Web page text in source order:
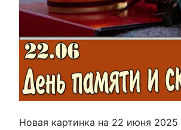
Новая картинка на 22 июня 2025